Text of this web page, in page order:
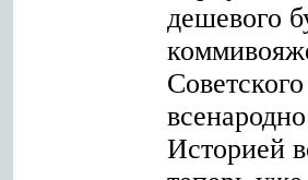
дешевого
Историей